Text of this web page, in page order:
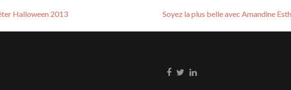
Halloween 2013 Soyez la plus belle avec Amandine